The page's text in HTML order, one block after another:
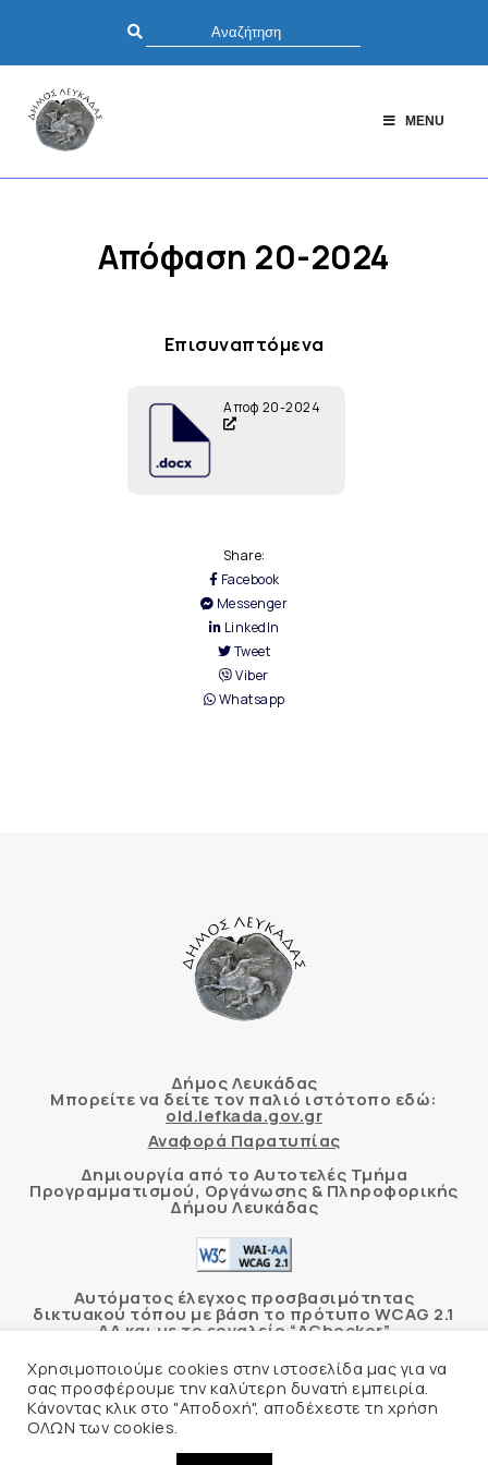
MENU
Απόφαση 20-2024
Επισυναπτόμενα
Αποφ 20-2024
Share:
Facebook
Messenger
LinkedIn
Tweet
Viber
Whatsapp
Δήμος Λευκάδας
Μπορείτε να δείτε τον παλιό ιστότοπο εδώ:
old.lefkada.gov.gr
Αναφορά Παρατυπίας
Δημιουργία από το Αυτοτελές Τμήμα
Προγραμματισμού, Οργάνωσης & Πληροφορικής
Δήμου Λευκάδας
Αυτόματος έλεγχος προσβασιμότητας
δικτυακού τόπου με βάση το πρότυπο WCAG 2.1
AA και με το εργαλείο “AChecker”
Δήλωση Προσβασιμότητας
© 2026 Δήμος Λευκάδας –
Προσωπικών Δεδομένων
Χρησιμοποιούμε cookies στην ιστοσελίδα μας για να
σας προσφέρουμε την καλύτερη δυνατή εμπειρία.
Κάνοντας κλικ στο "Αποδοχή", αποδέχεστε τη χρήση
ΟΛΩΝ των cookies.